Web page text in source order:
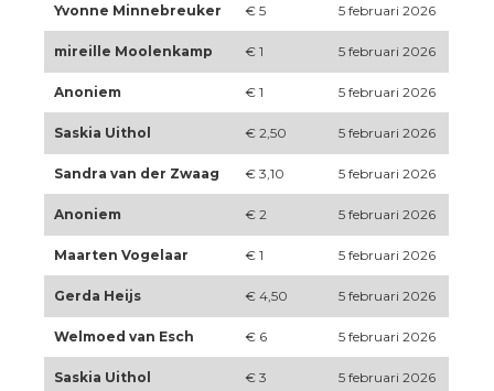
Yvonne Minnebreuker € 5 5 februari 2026
mireille Moolenkamp € 1 5 februari 2026
Anoniem € 1 5 februari 2026
Saskia Uithol € 2,50 5 februari 2026
Sandra van der Zwaag € 3,10 5 februari 2026
Anoniem € 2 5 februari 2026
Maarten Vogelaar € 1 5 februari 2026
Gerda Heijs € 4,50 5 februari 2026
Welmoed van Esch € 6 5 februari 2026
Saskia Uithol € 3 5 februari 2026